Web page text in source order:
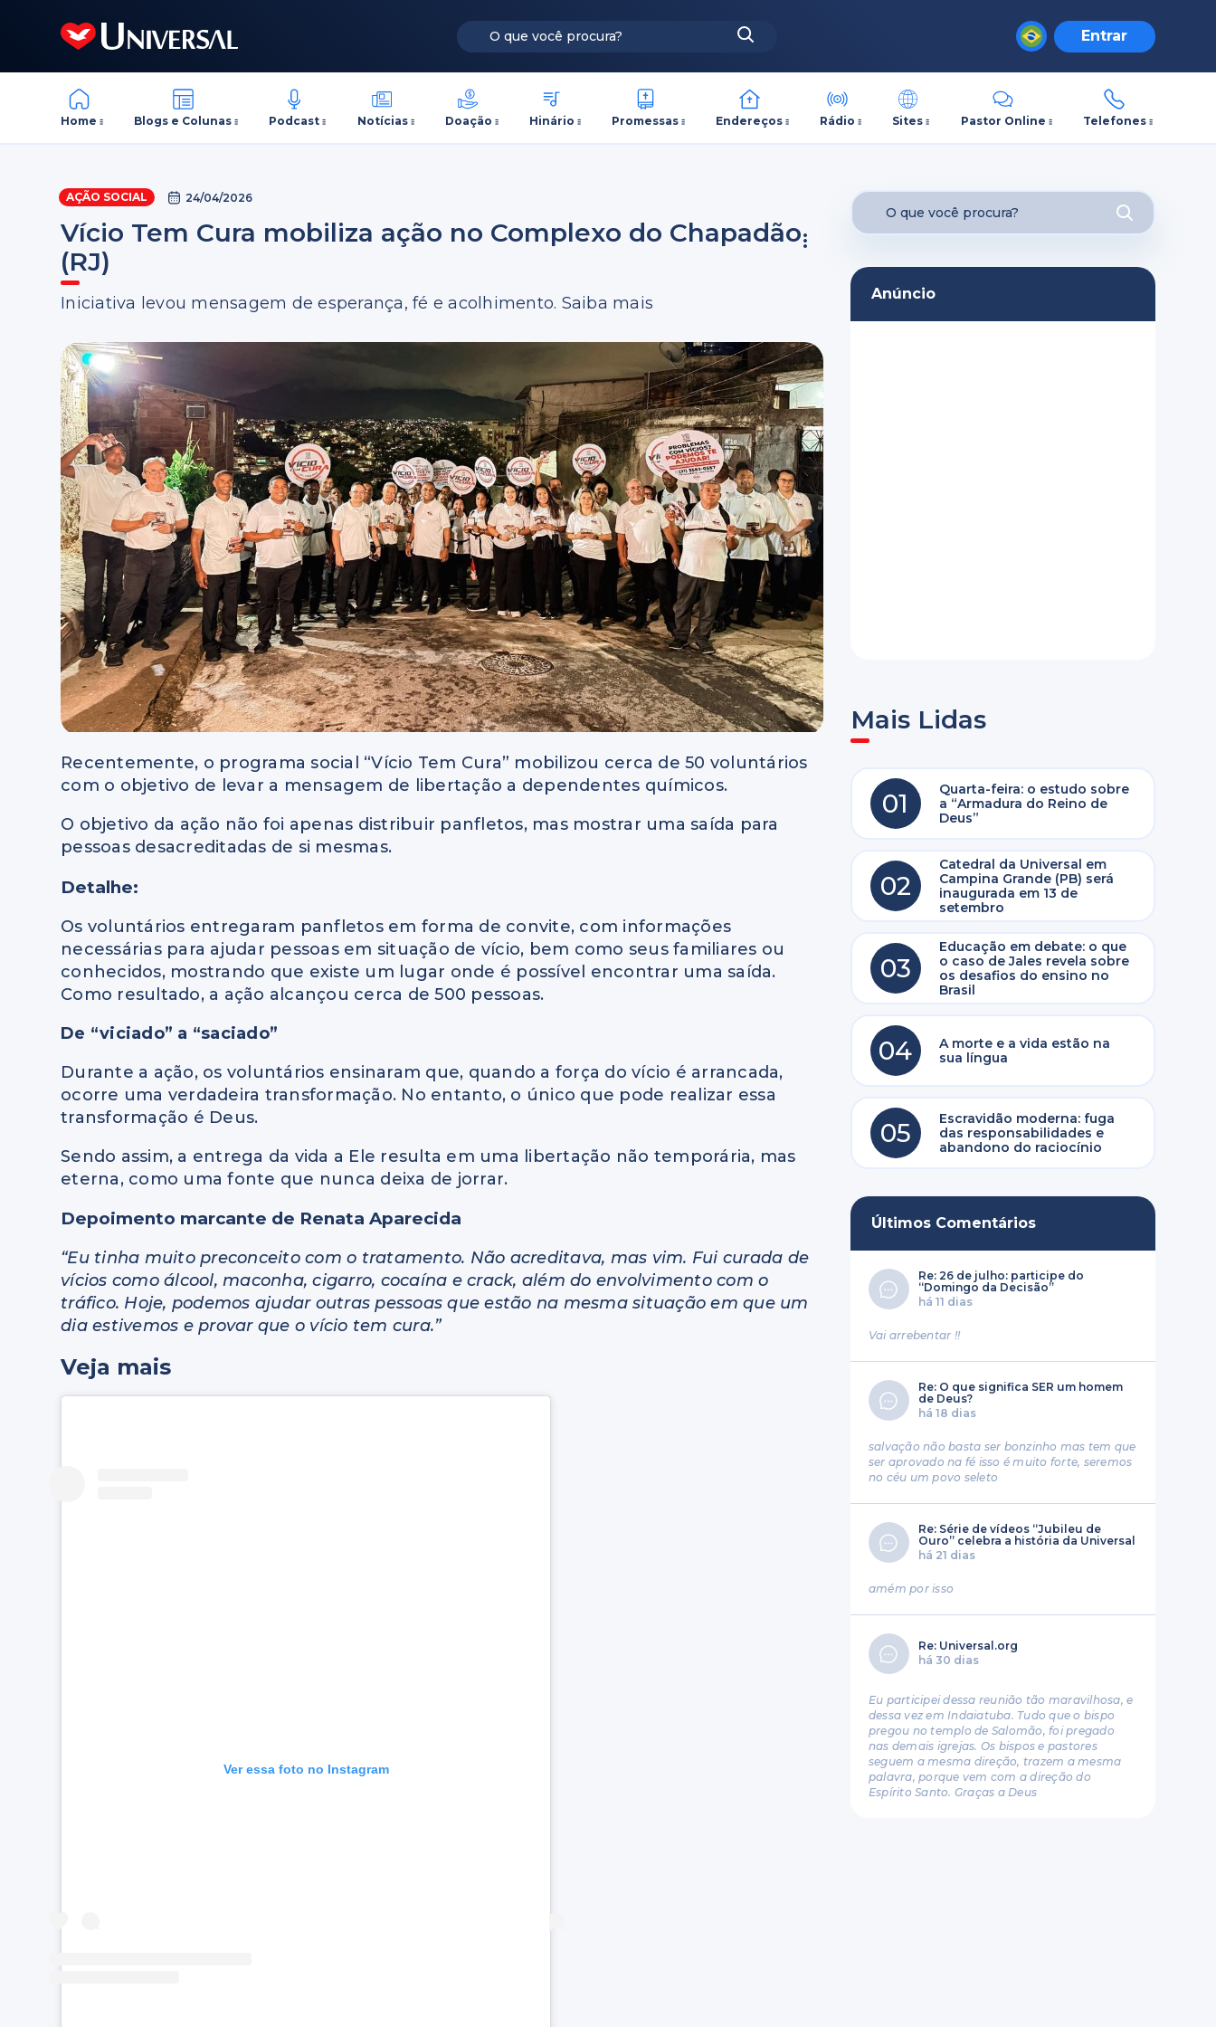
Entrar
Home Blogs e Colunas Podcast Notícias Doação Hinário Promessas Endereços Rádio Sites Pastor Online Telefones
AÇÃO SOCIAL 24/04/2026
Vício Tem Cura mobiliza ação no Complexo do Chapadão
(RJ)
Iniciativa levou mensagem de esperança, fé e acolhimento. Saiba mais
Recentemente, o programa social “Vício Tem Cura” mobilizou cerca de 50 voluntários
com o objetivo de levar a mensagem de libertação a dependentes químicos.
O objetivo da ação não foi apenas distribuir panfletos, mas mostrar uma saída para
pessoas desacreditadas de si mesmas.
Detalhe:
Os voluntários entregaram panfletos em forma de convite, com informações
necessárias para ajudar pessoas em situação de vício, bem como seus familiares ou
conhecidos, mostrando que existe um lugar onde é possível encontrar uma saída.
Como resultado, a ação alcançou cerca de 500 pessoas.
De “viciado” a “saciado”
Durante a ação, os voluntários ensinaram que, quando a força do vício é arrancada,
ocorre uma verdadeira transformação. No entanto, o único que pode realizar essa
transformação é Deus.
Sendo assim, a entrega da vida a Ele resulta em uma libertação não temporária, mas
eterna, como uma fonte que nunca deixa de jorrar.
Depoimento marcante de Renata Aparecida
“Eu tinha muito preconceito com o tratamento. Não acreditava, mas vim. Fui curada de
vícios como álcool, maconha, cigarro, cocaína e crack, além do envolvimento com o
tráfico. Hoje, podemos ajudar outras pessoas que estão na mesma situação em que um
dia estivemos e provar que o vício tem cura.”
Veja mais
Ver essa foto no Instagram
Anúncio
Mais Lidas
01
Quarta-feira: o estudo sobre
a “Armadura do Reino de
Deus”
02
Catedral da Universal em
Campina Grande (PB) será
inaugurada em 13 de
setembro
03
Educação em debate: o que
o caso de Jales revela sobre
os desafios do ensino no
Brasil
04
A morte e a vida estão na
sua língua
05
Escravidão moderna: fuga
das responsabilidades e
abandono do raciocínio
Últimos Comentários
Re: 26 de julho: participe do
“Domingo da Decisão”
há 11 dias
Vai arrebentar !!
Re: O que significa SER um homem
de Deus?
há 18 dias
salvação não basta ser bonzinho mas tem que
ser aprovado na fé isso é muito forte, seremos
no céu um povo seleto
Re: Série de vídeos “Jubileu de
Ouro” celebra a história da Universal
há 21 dias
amém por isso
Re: Universal.org
há 30 dias
Eu participei dessa reunião tão maravilhosa, e
dessa vez em Indaiatuba. Tudo que o bispo
pregou no templo de Salomão, foi pregado
nas demais igrejas. Os bispos e pastores
seguem a mesma direção, trazem a mesma
palavra, porque vem com a direção do
Espírito Santo. Graças a Deus